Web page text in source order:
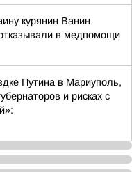
курянин Ванин
в медпомощи
Путина в Мариуполь,
и рисках с